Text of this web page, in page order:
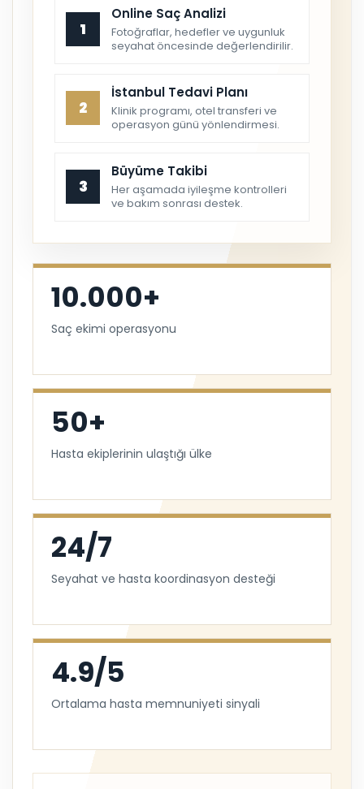
1
Online Saç Analizi
Fotoğraflar, hedefler ve uygunluk
seyahat öncesinde değerlendirilir.
2
İstanbul Tedavi Planı
Klinik programı, otel transferi ve
operasyon günü yönlendirmesi.
3
Büyüme Takibi
Her aşamada iyileşme kontrolleri
ve bakım sonrası destek.
10.000+
Saç ekimi operasyonu
50+
Hasta ekiplerinin ulaştığı ülke
24/7
Seyahat ve hasta koordinasyon desteği
4.9/5
Ortalama hasta memnuniyeti sinyali